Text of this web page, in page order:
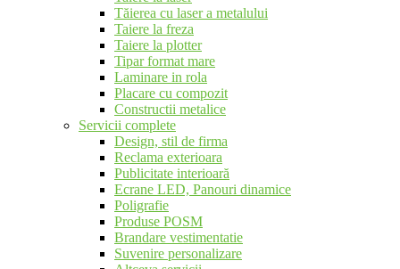
Tăierea cu laser a metalului
Taiere la freza
Taiere la plotter
Tipar format mare
Laminare in rola
Placare cu compozit
Constructii metalice
Servicii complete
Design, stil de firma
Reclama exterioara
Publicitate interioară
Ecrane LED, Panouri dinamice
Poligrafie
Produse POSM
Brandare vestimentatie
Suvenire personalizare